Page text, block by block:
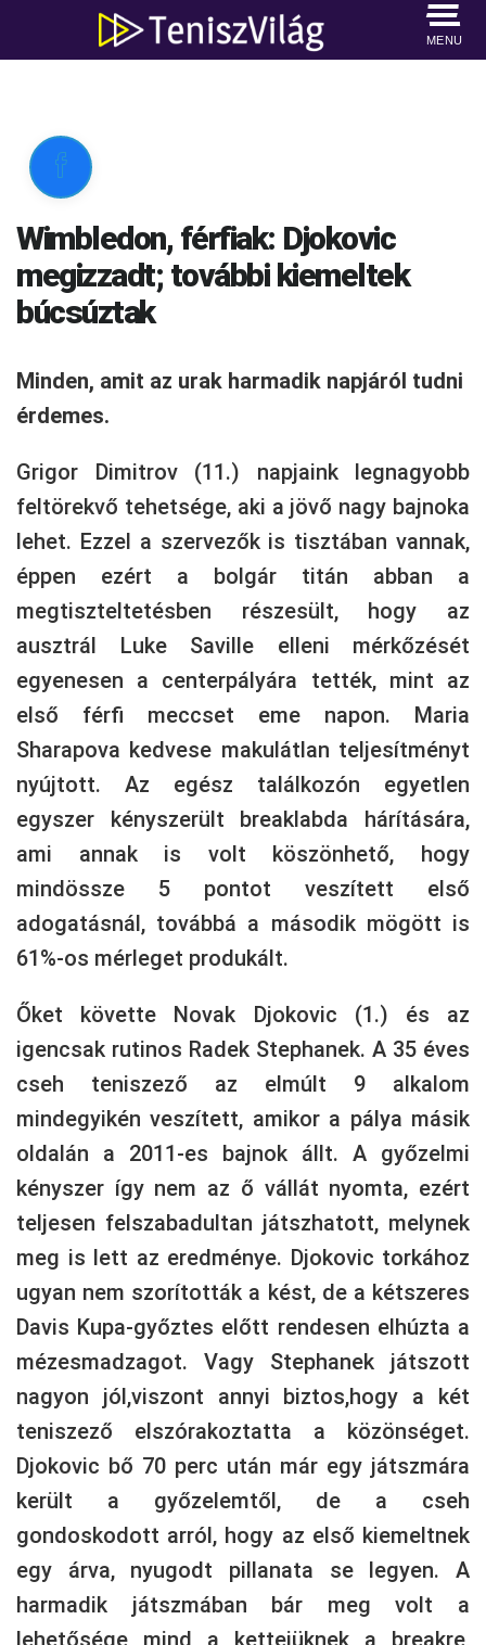
MENU

Wimbledon, férfiak: Djokovic
megizzadt; további kiemeltek
búcsúztak
Minden, amit az urak harmadik napjáról tudni
érdemes.
Grigor Dimitrov (11.) napjaink legnagyobb
feltörekvő tehetsége, aki a jövő nagy bajnoka
lehet. Ezzel a szervezők is tisztában vannak,
éppen ezért a bolgár titán abban a
megtiszteltetésben részesült, hogy az
ausztrál Luke Saville elleni mérkőzését
egyenesen a centerpályára tették, mint az
első férfi meccset eme napon. Maria
Sharapova kedvese makulátlan teljesítményt
nyújtott. Az egész találkozón egyetlen
egyszer kényszerült breaklabda hárítására,
ami annak is volt köszönhető, hogy
mindössze 5 pontot veszített első
adogatásnál, továbbá a második mögött is
61%-os mérleget produkált.
Őket követte Novak Djokovic (1.) és az
igencsak rutinos Radek Stephanek. A 35 éves
cseh teniszező az elmúlt 9 alkalom
mindegyikén veszített, amikor a pálya másik
oldalán a 2011-es bajnok állt. A győzelmi
kényszer így nem az ő vállát nyomta, ezért
teljesen felszabadultan játszhatott, melynek
meg is lett az eredménye. Djokovic torkához
ugyan nem szorították a kést, de a kétszeres
Davis Kupa-győztes előtt rendesen elhúzta a
mézesmadzagot. Vagy Stephanek játszott
nagyon jól,viszont annyi biztos,hogy a két
teniszező elszórakoztatta a közönséget.
Djokovic bő 70 perc után már egy játszmára
került a győzelemtől, de a cseh
gondoskodott arról, hogy az első kiemeltnek
egy árva, nyugodt pillanata se legyen. A
harmadik játszmában bár meg volt a
lehetősége mind a kettejüknek a breakre,